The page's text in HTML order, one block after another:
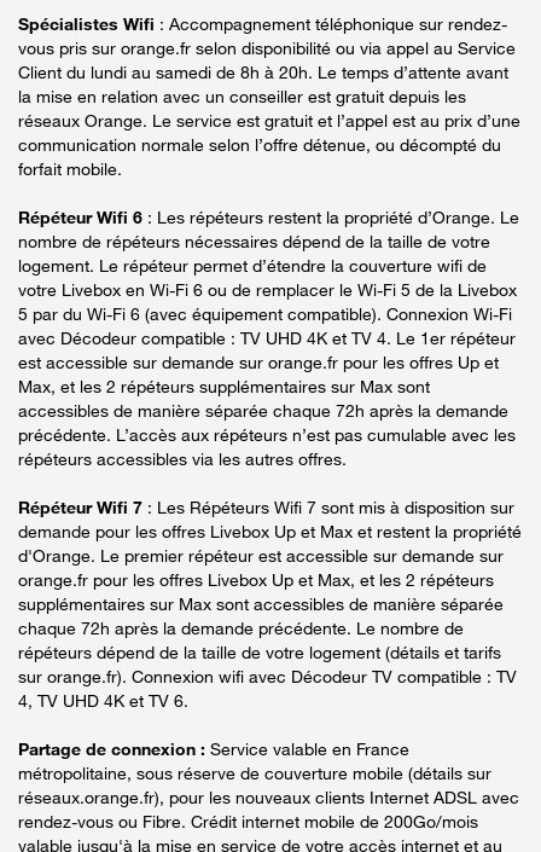
Spécialistes Wifi : Accompagnement téléphonique sur rendez-
vous pris sur orange.fr selon disponibilité ou via appel au Service
Client du lundi au samedi de 8h à 20h. Le temps d’attente avant
la mise en relation avec un conseiller est gratuit depuis les
réseaux Orange. Le service est gratuit et l’appel est au prix d’une
communication normale selon l’offre détenue, ou décompté du
forfait mobile.
Répéteur Wifi 6 : Les répéteurs restent la propriété d’Orange. Le
nombre de répéteurs nécessaires dépend de la taille de votre
logement. Le répéteur permet d’étendre la couverture wifi de
votre Livebox en Wi-Fi 6 ou de remplacer le Wi-Fi 5 de la Livebox
5 par du Wi-Fi 6 (avec équipement compatible). Connexion Wi-Fi
avec Décodeur compatible : TV UHD 4K et TV 4. Le 1er répéteur
est accessible sur demande sur orange.fr pour les offres Up et
Max, et les 2 répéteurs supplémentaires sur Max sont
accessibles de manière séparée chaque 72h après la demande
précédente. L’accès aux répéteurs n’est pas cumulable avec les
répéteurs accessibles via les autres offres.
Répéteur Wifi 7 : Les Répéteurs Wifi 7 sont mis à disposition sur
demande pour les offres Livebox Up et Max et restent la propriété
d'Orange. Le premier répéteur est accessible sur demande sur
orange.fr pour les offres Livebox Up et Max, et les 2 répéteurs
supplémentaires sur Max sont accessibles de manière séparée
chaque 72h après la demande précédente. Le nombre de
répéteurs dépend de la taille de votre logement (détails et tarifs
sur orange.fr). Connexion wifi avec Décodeur TV compatible : TV
4, TV UHD 4K et TV 6.
Partage de connexion : Service valable en France
métropolitaine, sous réserve de couverture mobile (détails sur
réseaux.orange.fr), pour les nouveaux clients Internet ADSL avec
rendez-vous ou Fibre. Crédit internet mobile de 200Go/mois
valable jusqu'à la mise en service de votre accès internet et au